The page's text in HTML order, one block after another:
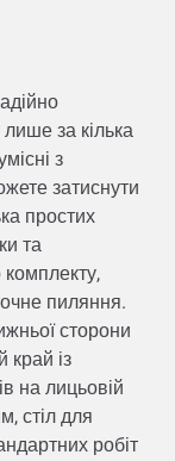
за кілька
з
затиснути
простих
та
пиляння.
сторони
край із
на лицьовій
стіл для
робіт